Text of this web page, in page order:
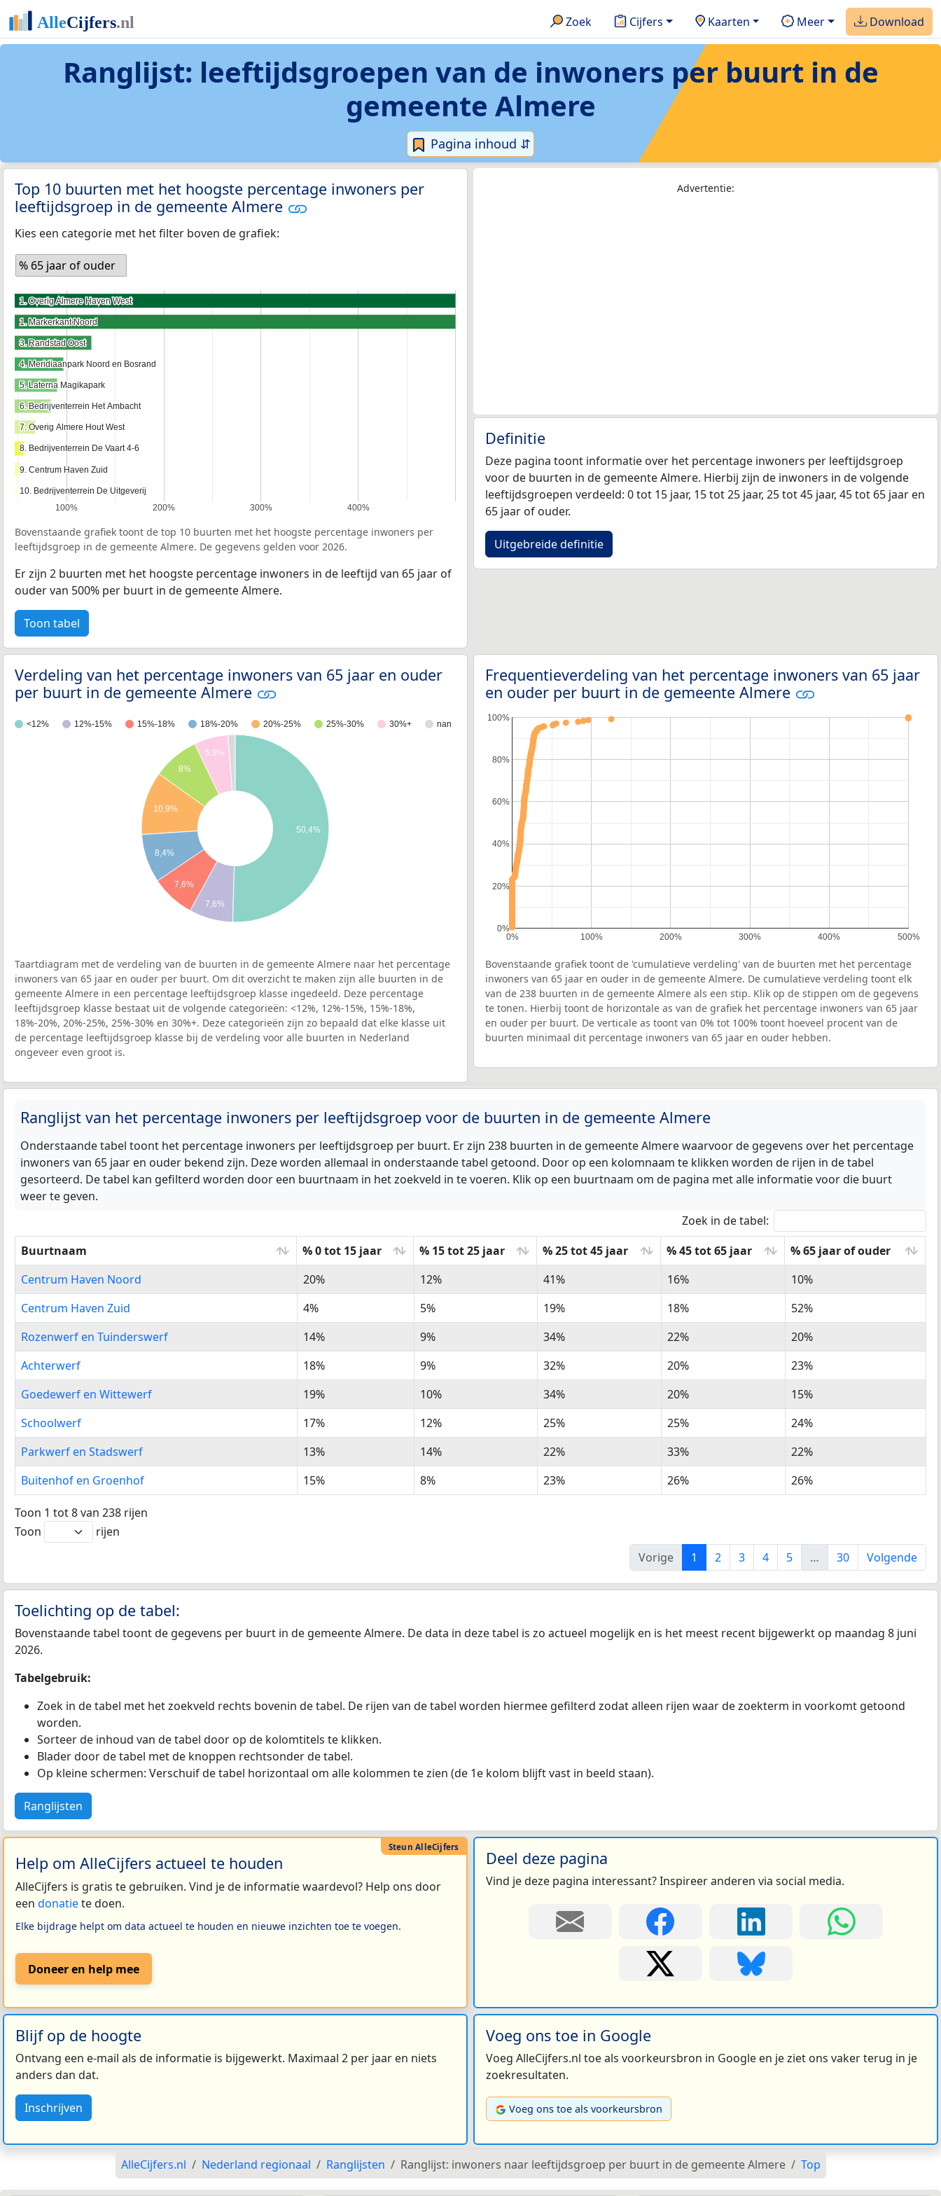
Zoek Cijfers Kaarten Meer Download
Ranglijst: leeftijdsgroepen van de inwoners per buurt in de
gemeente Almere
Pagina inhoud ⇵
Top 10 buurten met het hoogste percentage inwoners per
leeftijdsgroep in de gemeente Almere
Kies een categorie met het filter boven de grafiek:
% 65 jaar of ouder
100% 200% 300% 400%
1. Overig Almere Haven West
1. Overig Almere Haven West
1. Markerkant Noord
1. Markerkant Noord
3. Randstad Oost
3. Randstad Oost
4. Meridiaanpark Noord en Bosrand
4. Meridiaanpark Noord en Bosrand
5. Laterna Magikapark
5. Laterna Magikapark
6. Bedrijventerrein Het Ambacht
6. Bedrijventerrein Het Ambacht
7. Overig Almere Hout West
7. Overig Almere Hout West
8. Bedrijventerrein De Vaart 4-6
8. Bedrijventerrein De Vaart 4-6
9. Centrum Haven Zuid
9. Centrum Haven Zuid
10. Bedrijventerrein De Uitgeverij
10. Bedrijventerrein De Uitgeverij
Bovenstaande grafiek toont de top 10 buurten met het hoogste percentage inwoners per
leeftijdsgroep in de gemeente Almere. De gegevens gelden voor 2026.
Er zijn 2 buurten met het hoogste percentage inwoners in de leeftijd van 65 jaar of
ouder van 500% per buurt in de gemeente Almere.
Toon tabel
Advertentie:
Definitie
Deze pagina toont informatie over het percentage inwoners per leeftijdsgroep
voor de buurten in de gemeente Almere. Hierbij zijn de inwoners in de volgende
leeftijdsgroepen verdeeld: 0 tot 15 jaar, 15 tot 25 jaar, 25 tot 45 jaar, 45 tot 65 jaar en
65 jaar of ouder.
Uitgebreide definitie
Verdeling van het percentage inwoners van 65 jaar en ouder
per buurt in de gemeente Almere
<12% 12%-15% 15%-18% 18%-20% 20%-25% 25%-30% 30%+ nan
5,9%
8%
10,9%
8,4%
7,6%
7,6%
50,4%
Taartdiagram met de verdeling van de buurten in de gemeente Almere naar het percentage
inwoners van 65 jaar en ouder per buurt. Om dit overzicht te maken zijn alle buurten in de
gemeente Almere in een percentage leeftijdsgroep klasse ingedeeld. Deze percentage
leeftijdsgroep klasse bestaat uit de volgende categorieën: <12%, 12%-15%, 15%-18%,
18%-20%, 20%-25%, 25%-30% en 30%+. Deze categorieën zijn zo bepaald dat elke klasse uit
de percentage leeftijdsgroep klasse bij de verdeling voor alle buurten in Nederland
ongeveer even groot is.
Frequentieverdeling van het percentage inwoners van 65 jaar
en ouder per buurt in de gemeente Almere
0% 100% 200% 300% 400% 500%
0%
20%
40%
60%
80%
100%
Bovenstaande grafiek toont de 'cumulatieve verdeling' van de buurten met het percentage
inwoners van 65 jaar en ouder in de gemeente Almere. De cumulatieve verdeling toont elk
van de 238 buurten in de gemeente Almere als een stip. Klik op de stippen om de gegevens
te tonen. Hierbij toont de horizontale as van de grafiek het percentage inwoners van 65 jaar
en ouder per buurt. De verticale as toont van 0% tot 100% toont hoeveel procent van de
buurten minimaal dit percentage inwoners van 65 jaar en ouder hebben.
Ranglijst van het percentage inwoners per leeftijdsgroep voor de buurten in de gemeente Almere
Onderstaande tabel toont het percentage inwoners per leeftijdsgroep per buurt. Er zijn 238 buurten in de gemeente Almere waarvoor de gegevens over het percentage
inwoners van 65 jaar en ouder bekend zijn. Deze worden allemaal in onderstaande tabel getoond. Door op een kolomnaam te klikken worden de rijen in de tabel
gesorteerd. De tabel kan gefilterd worden door een buurtnaam in het zoekveld in te voeren. Klik op een buurtnaam om de pagina met alle informatie voor die buurt
weer te geven.
Zoek in de tabel:
Buurtnaam
% 0 tot 15 jaar % 15 tot 25 jaar % 25 tot 45 jaar % 45 tot 65 jaar
% 65 jaar of ouder
Buurtnaam
% 0 tot 15 jaar % 15 tot 25 jaar % 25 tot 45 jaar % 45 tot 65 jaar % 65 jaar of ouder
Centrum Haven Noord 20% 12% 41% 16%
10%
Centrum Haven Zuid
4% 5% 19% 18%
52%
Rozenwerf en Tuinderswerf
14% 9% 34% 22%
20%
Achterwerf
18% 9% 32% 20%
23%
Goedewerf en Wittewerf
19% 10% 34% 20%
15%
Schoolwerf
17% 12% 25% 25%
24%
Parkwerf en Stadswerf
13% 14% 22% 33%
22%
Buitenhof en Groenhof
15% 8% 23% 26% 26%
Toon 1 tot 8 van 238 rijen
Toon
rijen
Vorige
1 2 3 4 5 … 30 Volgende
Toelichting op de tabel:
Bovenstaande tabel toont de gegevens per buurt in de gemeente Almere. De data in deze tabel is zo actueel mogelijk en is het meest recent bijgewerkt op maandag 8 juni
2026.
Tabelgebruik:
Zoek in de tabel met het zoekveld rechts bovenin de tabel. De rijen van de tabel worden hiermee gefilterd zodat alleen rijen waar de zoekterm in voorkomt getoond
worden.
Sorteer de inhoud van de tabel door op de kolomtitels te klikken.
Blader door de tabel met de knoppen rechtsonder de tabel.
Op kleine schermen: Verschuif de tabel horizontaal om alle kolommen te zien (de 1e kolom blijft vast in beeld staan).
Ranglijsten
Help om AlleCijfers actueel te houden
AlleCijfers is gratis te gebruiken. Vind je de informatie waardevol? Help ons door
een donatiete doen.
Elke bijdrage helpt om data actueel te houden en nieuwe inzichten toe te voegen.
Doneer en help mee
Deel deze pagina
Vind je deze pagina interessant? Inspireer anderen via social media.
Blijf op de hoogte
Ontvang een e-mail als de informatie is bijgewerkt. Maximaal 2 per jaar en niets
anders dan dat.
Inschrijven
Voeg ons toe in Google
Voeg AlleCijfers.nl toe als voorkeursbron in Google en je ziet ons vaker terug in je
zoekresultaten.
Voeg ons toe als voorkeursbron
AlleCijfers.nl Nederland regionaal Ranglijsten Ranglijst: inwoners naar leeftijdsgroep per buurt in de gemeente Almere Top